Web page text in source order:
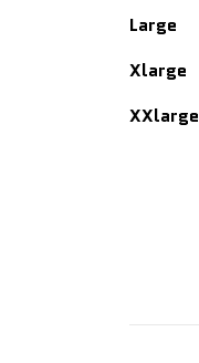
Large
Xlarge
XXlarge